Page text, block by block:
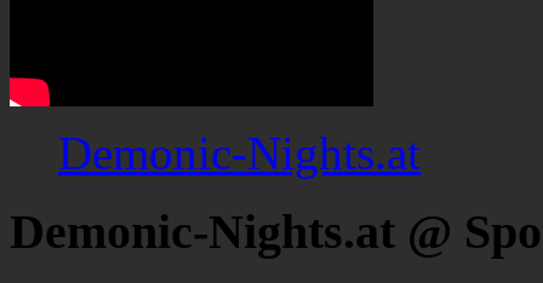
Demonic-Nights.at
Demonic-Nights.at @